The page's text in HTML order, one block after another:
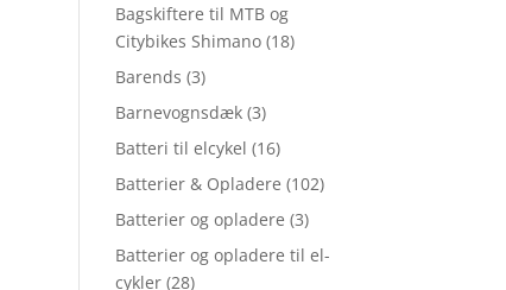
Bagskiftere til MTB og
Citybikes Shimano (18)
Barends (3)
Barnevognsdæk (3)
Batteri til elcykel (16)
Batterier & Opladere (102)
Batterier og opladere (3)
Batterier og opladere til el-
cykler (28)